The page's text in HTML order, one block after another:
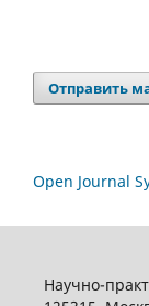
Отправить
Open Journal
Научно-